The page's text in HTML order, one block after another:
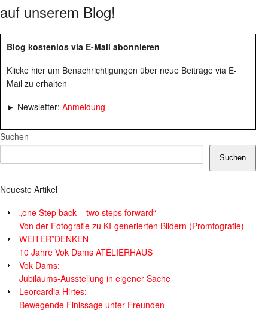
auf unserem Blog!
Blog kostenlos via E-Mail abonnieren
Klicke hier um Benachrichtigungen über neue Beiträge via E-
Mail zu erhalten
► Newsletter: Anmeldung
Suchen
Suchen
Neueste Artikel
„one Step back – two steps forward“
Von der Fotografie zu KI-generierten Bildern (Promtografie)
WEITER*DENKEN
10 Jahre Vok Dams ATELIERHAUS
Vok Dams:
Jubiläums-Ausstellung in eigener Sache
Leorcardia Hirtes:
Bewegende Finissage unter Freunden